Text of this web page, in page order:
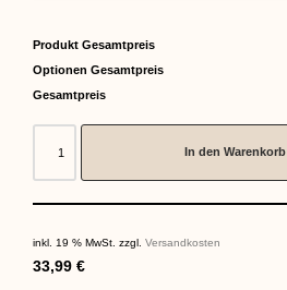
Produkt Gesamtpreis
Optionen Gesamtpreis
Gesamtpreis
In den Warenkorb
inkl. 19 % MwSt. zzgl. Versandkosten
33,99 €